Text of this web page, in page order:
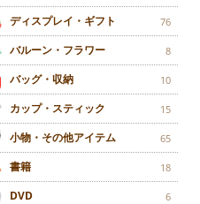
ディスプレイ・ギフト 76
バルーン・フラワー 8
バッグ・収納 10
カップ・スティック 15
小物・その他アイテム 65
書籍 18
DVD 6